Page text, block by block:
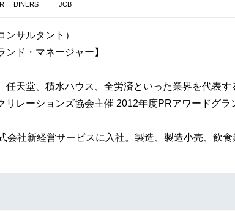
DINERS JCB
サルタント）
・マネージャー】
任天堂、積水ハウス、全労済といった業界を代表
リレーションズ協会主催 2012年度PRアワードグ
会社新経営サービスに入社。製造、製造小売、飲